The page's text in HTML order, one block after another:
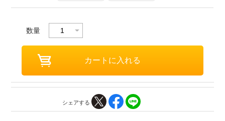
数量
シェアする